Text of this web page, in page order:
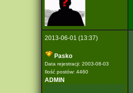
2013-06-01 (13:37)
Pasko
Data rejestracji: 2003-08-03
Ilość postów: 4460
ADMIN